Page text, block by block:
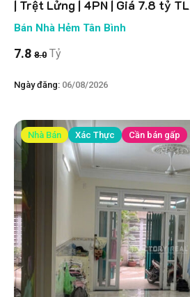
| Trệt Lửng | 4PN | Giá 7.8 tỷ TL
Bán Nhà Hẻm Tân Bình
7.8 8.0 Tỷ
Ngày đăng: 06/08/2026
Nhà Bán Xác Thực Cần bán gấp